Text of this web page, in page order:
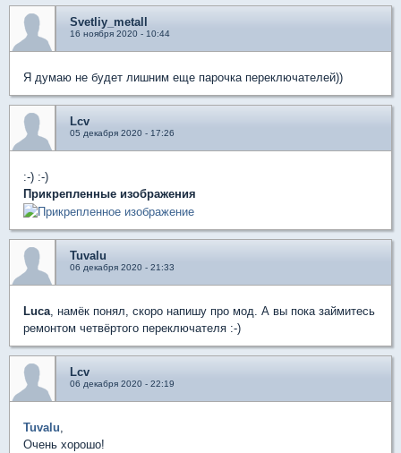
Svetliy_metall
16 ноября 2020 - 10:44
Я думаю не будет лишним еще парочка переключателей))
Lcv
05 декабря 2020 - 17:26
:-) :-)
Прикрепленные изображения
Tuvalu
06 декабря 2020 - 21:33
Luca, намёк понял, скоро напишу про мод. А вы пока займитесь
ремонтом четвёртого переключателя :-)
Lcv
06 декабря 2020 - 22:19
Tuvalu,
Очень хорошо!